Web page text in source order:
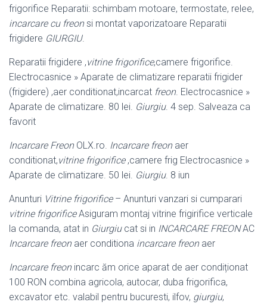
frigorifice Reparatii: schimbam motoare, termostate, relee,
incarcare cu freonsi montat vaporizatoare Reparatii
frigidere GIURGIU.
Reparatii frigidere ,vitrine frigorifice,camere frigorifice.
Electrocasnice » Aparate de climatizare reparatii frigider
(frigidere) ,aer conditionat,incarcat freon. Electrocasnice »
Aparate de climatizare. 80 lei. Giurgiu. 4 sep. Salveaza ca
favorit
Incarcare FreonOLX.ro. Incarcare freonaer
conditionat,vitrine frigorifice,camere frig Electrocasnice »
Aparate de climatizare. 50 lei. Giurgiu. 8 iun
Anunturi Vitrine frigorifice– Anunturi vanzari si cumparari
vitrine frigorificeAsiguram montaj vitrine frigirifice verticale
la comanda, atat in Giurgiucat si in INCARCARE FREONAC
Incarcare freonaer conditiona incarcare freonaer
Incarcare freonincarc ăm orice aparat de aer condiționat
100 RON combina agricola, autocar, duba frigorifica,
excavator etc. valabil pentru bucuresti, ilfov, giurgiu,